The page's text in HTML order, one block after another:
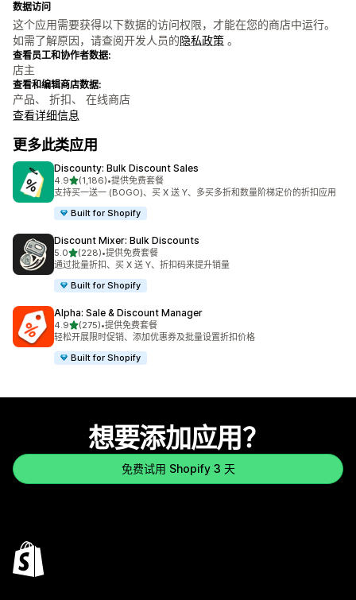
数据访问
这个应用需要获得以下数据的访问权限，才能在您的商店中运行。
如需了解原因，请查阅开发人员的隐私政策 。
查看员工和协作者数据:
店主
查看和编辑商店数据:
产品、 折扣、 在线商店
查看详细信息
更多此类应用
Discounty: Bulk Discount Sales
4.9星（满分 5 星）
(1,186)
总共 1186 条评论
•提供免费套餐
支持买一送一 (BOGO)、买 X 送 Y、多买多折和数量阶梯定价的折扣应用
Built for Shopify
Discount Mixer: Bulk Discounts
5.0星（满分 5 星）
(228)
总共 228 条评论
•提供免费套餐
通过批量折扣、买 X 送 Y、折扣码来提升销量
Built for Shopify
Alpha: Sale & Discount Manager
4.9星（满分 5 星）
(275)
总共 275 条评论
•提供免费套餐
轻松开展限时促销、添加优惠券及批量设置折扣价格
Built for Shopify
想要添加应用？
免费试用 Shopify 3 天